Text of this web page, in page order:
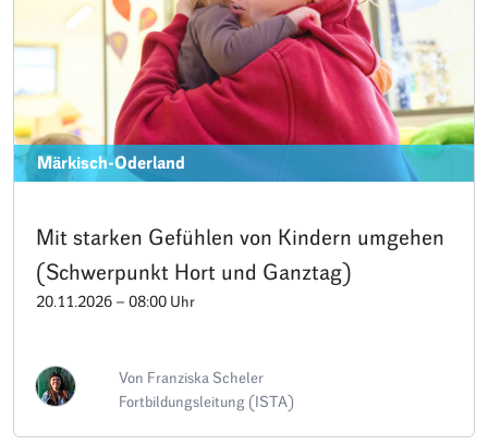
Märkisch-Oderland
Mit starken Gefühlen von Kindern umgehen
(Schwerpunkt Hort und Ganztag)
20.11.2026 – 08:00 Uhr
Von Franziska Scheler
Fortbildungsleitung (ISTA)